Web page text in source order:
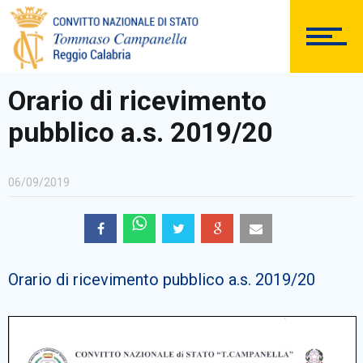
DOCUMENTAZIONE
Comunicazioni Esterne
Orario di ricevimento
pubblico a.s. 2019/20
06/09/2019
Orario di ricevimento pubblico a.s. 2019/20